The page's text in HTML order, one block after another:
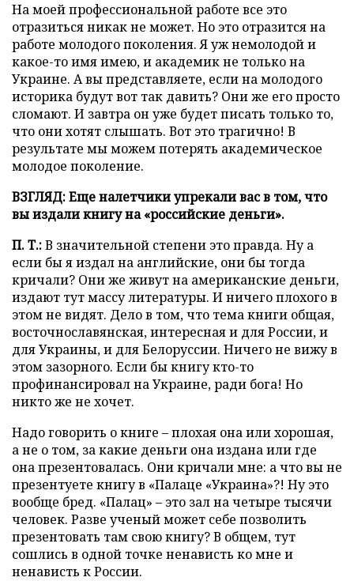
На моей профессиональной работе все это
отразиться никак не может. Но это отразится на
работе молодого поколения. Я уж немолодой и
какое-то имя имею, и академик не только на
Украине. А вы представляете, если на молодого
историка будут вот так давить? Они же его просто
сломают. И завтра он уже будет писать только то,
что они хотят слышать. Вот это трагично! В
результате мы можем потерять академическое
молодое поколение.
ВЗГЛЯД: Еще налетчики упрекали вас в том, что
вы издали книгу на «российские деньги».
П. Т.:В значительной степени это правда. Ну а
если бы я издал на английские, они бы тогда
кричали? Они же живут на американские деньги,
издают тут массу литературы. И ничего плохого в
этом не видят. Дело в том, что тема книги общая,
восточнославянская, интересная и для России, и
для Украины, и для Белоруссии. Ничего не вижу в
этом зазорного. Если бы книгу кто-то
профинансировал на Украине, ради бога! Но
никто же не хочет.
Надо говорить о книге – плохая она или хорошая,
а не о том, за какие деньги она издана или где
она презентовалась. Они кричали мне: а что вы не
презентуете книгу в «Палаце «Украина»?! Ну это
вообще бред. «Палац» – это зал на четыре тысячи
человек. Разве ученый может себе позволить
презентовать там свою книгу? В общем, тут
сошлись в одной точке ненависть ко мне и
ненависть к России.